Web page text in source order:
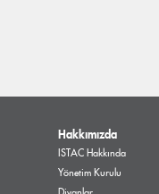
Hakkımızda
ISTAC Hakkında
Yönetim Kurulu